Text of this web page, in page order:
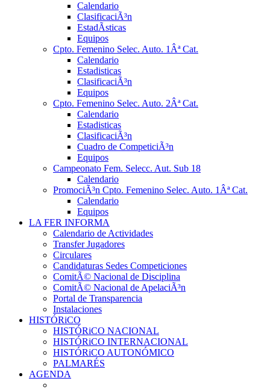
Calendario
ClasificaciÃ³n
EstadÃ­sticas
Equipos
Cpto. Femenino Selec. Auto. 1Âª Cat.
Calendario
Estadisticas
ClasificaciÃ³n
Equipos
Cpto. Femenino Selec. Auto. 2Âª Cat.
Calendario
Estadisticas
ClasificaciÃ³n
Cuadro de CompeticiÃ³n
Equipos
Campeonato Fem. Selecc. Aut. Sub 18
Calendario
PromociÃ³n Cpto. Femenino Selec. Auto. 1Âª Cat.
Calendario
Equipos
LA FER INFORMA
Calendario de Actividades
Transfer Jugadores
Circulares
Candidaturas Sedes Competiciones
ComitÃ© Nacional de Disciplina
ComitÃ© Nacional de ApelaciÃ³n
Portal de Transparencia
Instalaciones
HISTÓRiCO
HISTÓRiCO NACIONAL
HISTÓRiCO INTERNACIONAL
HISTÓRiCO AUTONÓMICO
PALMARÉS
AGENDA